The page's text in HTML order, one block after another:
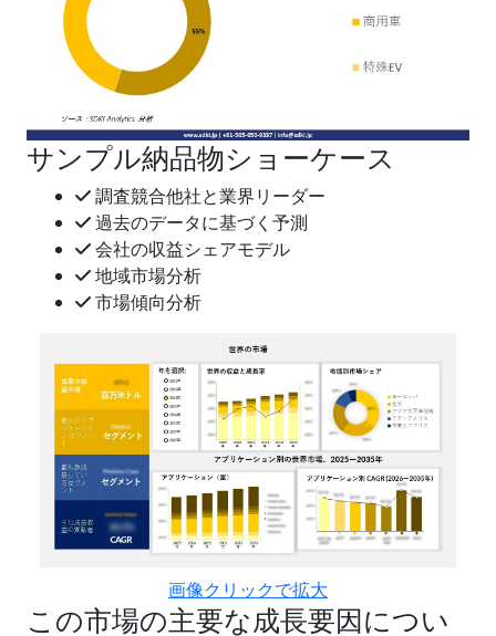
サンプル納品物ショーケース
調査競合他社と業界リーダー
過去のデータに基づく予測
会社の収益シェアモデル
地域市場分析
市場傾向分析
画像クリックで拡大
この市場の主要な成長要因につい